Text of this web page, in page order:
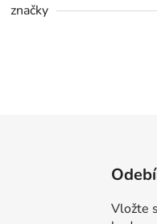
značky
Vložte